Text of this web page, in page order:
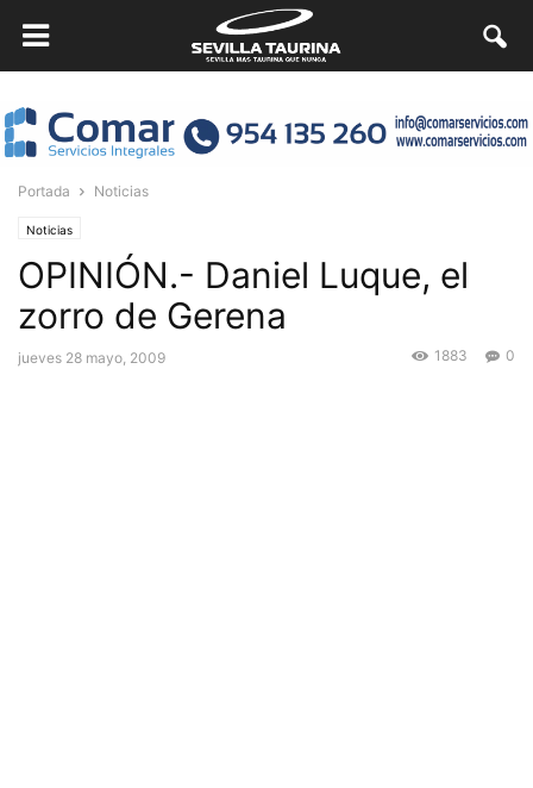
Portada Noticias
Noticias
OPINIÓN.- Daniel Luque, el
zorro de Gerena
jueves 28 mayo, 2009 0
1883